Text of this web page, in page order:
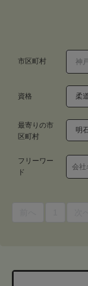
市区町村
資格 柔
最寄りの市
区町村
明
フリーワー
ド